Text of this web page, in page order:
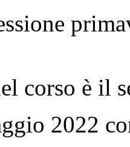
corso è il
2022